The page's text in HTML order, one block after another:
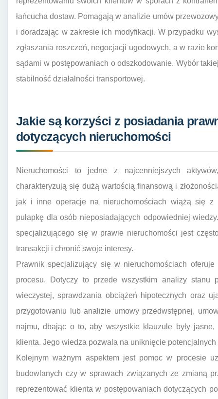
łańcucha dostaw. Pomagają w analizie umów
i doradzając w zakresie ich modyfikacji. W przypadku
zgłaszania roszczeń, negocjacji ugodowych, a w razie
sądami w postępowaniach o odszkodowanie. Wybór
stabilność działalności transportowej.
Jakie są korzyści z posiadania
dotyczących nieruchomości
Nieruchomości to jedne z najcenniejszych
charakteryzują się dużą wartością finansową i
jak i inne operacje na nieruchomościach wiążą się z
pułapkę dla osób nieposiadających odpowiedniej
specjalizującego się w prawie nieruchomości jest
transakcji i chronić swoje interesy.
Prawnik specjalizujący się w nieruchomościach
procesu. Dotyczy to przede wszystkim analizy stanu
wieczystej, sprawdzania obciążeń hipotecznych oraz
przygotowaniu lub analizie umowy przedwstępnej,
najmu, dbając o to, aby wszystkie klauzule były
klienta. Jego wiedza pozwala na uniknięcie
Kolejnym ważnym aspektem jest pomoc w procesie
budowlanych czy w sprawach związanych ze zmianą
reprezentować klienta w postępowaniach dotyczących